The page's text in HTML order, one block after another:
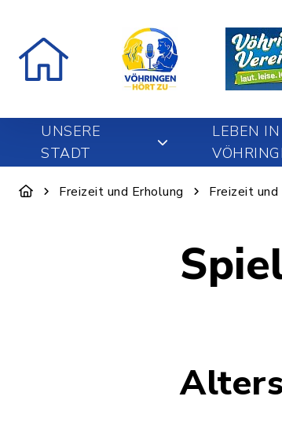
UNSERE
STADT
LEBEN IN
Freizeit und Erholung Freizeit und